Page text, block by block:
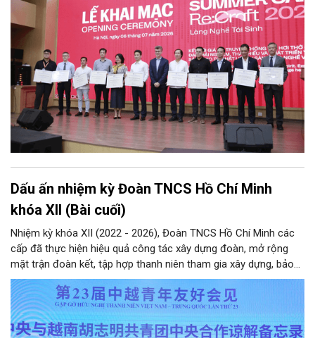
Dấu ấn nhiệm kỳ Đoàn TNCS Hồ Chí Minh
khóa XII (Bài cuối)
Nhiệm kỳ khóa XII (2022 - 2026), Đoàn TNCS Hồ Chí Minh các
cấp đã thực hiện hiệu quả công tác xây dựng đoàn, mở rộng
mặt trận đoàn kết, tập hợp thanh niên tham gia xây dựng, bảo
vệ Đảng và hệ thống chính trị; công tác quốc tế thanh niên;
tham mưu, phối hợp… Qua đó hoàn thành các mục tiêu nghị
quyết Đại hội Đoàn khóa XII đặt ra, hướng tới nhiệm kỳ khóa XIII
với hành động cách mạng thống nhất: “Tuổi trẻ Việt Nam tiên